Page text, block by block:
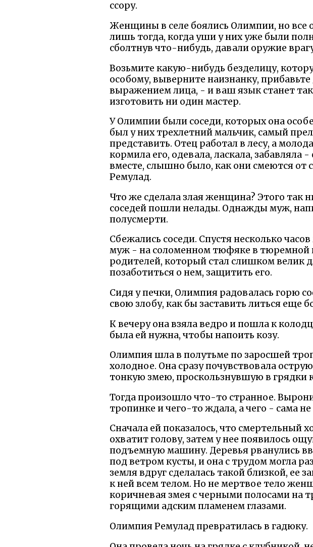
ссору.
Женщины в селе боялись Олимпии, но
лишь тогда, когда уши у них уже были
сболтнув что-нибудь, давали оружие
Возьмите какую-нибудь безделицу,
особому, выверните наизнанку,
выражением лица, - и ваш язык станет
изготовить ни один мастер.
У Олимпии были соседи, которых она
был у них трехлетний мальчик, самый
представить. Отец работал в лесу, а
кормила его, одевала, ласкала, забавляла
вместе, слышно было, как они смеются от
Ремулад.
Что же сделала злая женщина? Этого так
соседей пошли нелады. Однажды муж,
полусмерти.
Сбежались соседи. Спустя несколько
муж - на соломенном тюфяке в тюремной
родителей, который стал слишком велик
позаботиться о нем, защитить его.
Сидя у печки, Олимпия радовалась горю
свою злобу, как бы заставить литься еще
К вечеру она взяла ведро и пошла к
была ей нужна, чтобы напоить козу.
Олимпия шла в полутьме по заросшей
холодное. Она сразу почувствовала
тонкую змею, проскользнувшую в грядки
Тогда произошло что-то странное.
тропинке и чего-то ждала, а чего - сама не
Сначала ей показалось, что смертельный
охватит голову, затем у нее появилось
подъемную машину. Деревья рванулись
под ветром кусты, и она с трудом могла
земля вдруг сделалась такой близкой, ее
к ней всем телом. Но не мертвое тело
коричневая змея с черными полосами на
горящими адским пламенем глазами.
Олимпия Ремулад превратилась в гадюку.